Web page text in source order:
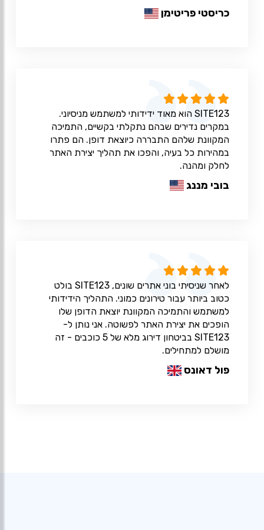
כריסטי פריטימן
SITE123 הוא מאוד ידידותי למשתמש מניסיוני.
במקרים נדירים שבהם נתקלתי בקשיים, התמיכה
המקוונת שלהם התבררה כיוצאת דופן. הם פתרו
במהירות כל בעיה, והפכו את תהליך יצירת האתר
לחלק ומהנה.
בובי מננג
לאחר שניסיתי בוני אתרים שונים, SITE123 בולט
כטוב ביותר עבור טירונים כמוני. התהליך הידידותי
למשתמש והתמיכה המקוונת יוצאת הדופן שלו
הופכים את יצירת האתר לפשוטה. אני נותן ל-
SITE123 בביטחון דירוג מלא של 5 כוכבים - זה
מושלם למתחילים.
פול דאונס